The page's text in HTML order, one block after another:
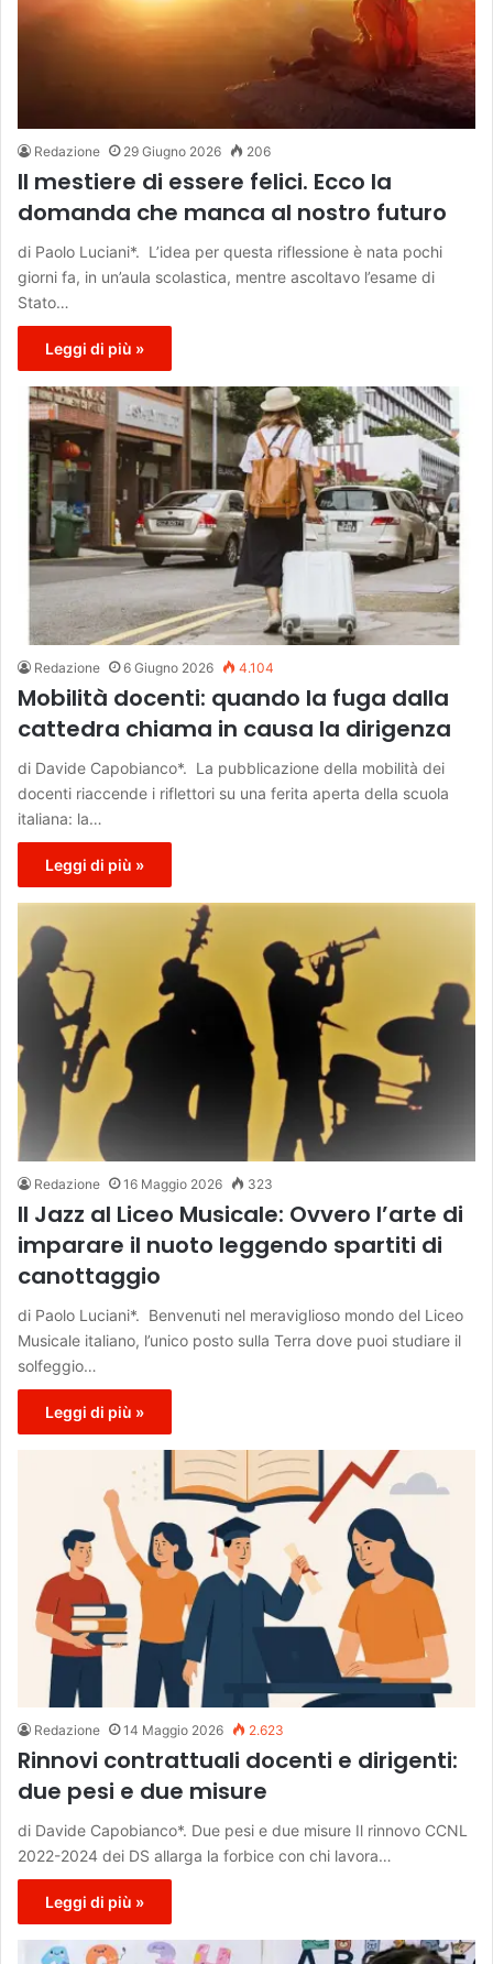
Redazione 29 Giugno 2026 206
Il mestiere di essere felici. Ecco la
domanda che manca al nostro futuro
di Paolo Luciani*. L’idea per questa riflessione è nata pochi
giorni fa, in un’aula scolastica, mentre ascoltavo l’esame di
Stato…
Leggi di più »
Redazione 6 Giugno 2026 4.104
Mobilità docenti: quando la fuga dalla
cattedra chiama in causa la dirigenza
di Davide Capobianco*. La pubblicazione della mobilità dei
docenti riaccende i riflettori su una ferita aperta della scuola
italiana: la…
Leggi di più »
Redazione 16 Maggio 2026 323
Il Jazz al Liceo Musicale: Ovvero l’arte di
imparare il nuoto leggendo spartiti di
canottaggio
di Paolo Luciani*. Benvenuti nel meraviglioso mondo del Liceo
Musicale italiano, l’unico posto sulla Terra dove puoi studiare il
solfeggio…
Leggi di più »
Redazione 14 Maggio 2026 2.623
Rinnovi contrattuali docenti e dirigenti:
due pesi e due misure
di Davide Capobianco*. Due pesi e due misure Il rinnovo CCNL
2022-2024 dei DS allarga la forbice con chi lavora…
Leggi di più »